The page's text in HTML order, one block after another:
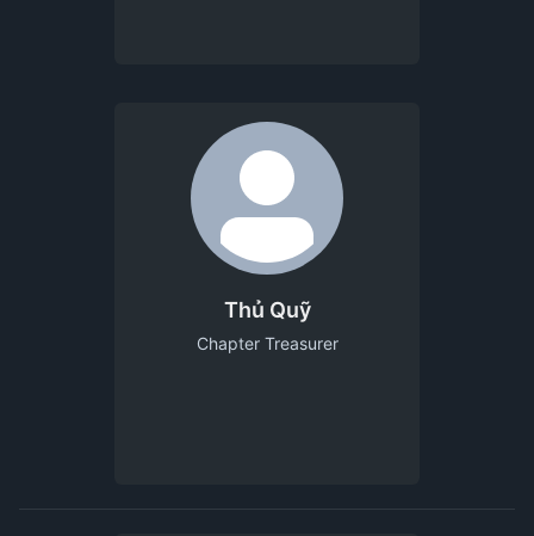
Thủ Quỹ
Chapter Treasurer